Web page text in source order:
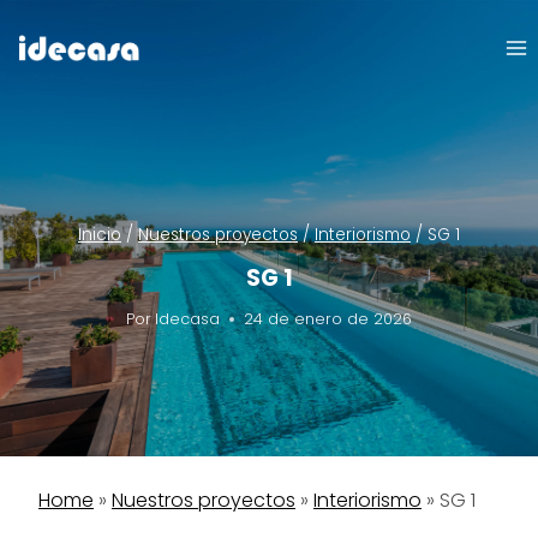
Inicio / Nuestros proyectos / Interiorismo / SG 1
SG 1
Por Idecasa 24 de enero de 2026
Home » Nuestros proyectos » Interiorismo » SG 1